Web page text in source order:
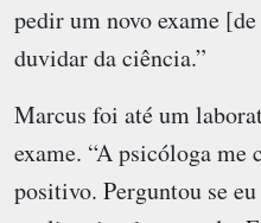
pedir um novo exame
duvidar da ciência.”
Marcus foi até um
exame. “A psicóloga me
positivo. Perguntou se